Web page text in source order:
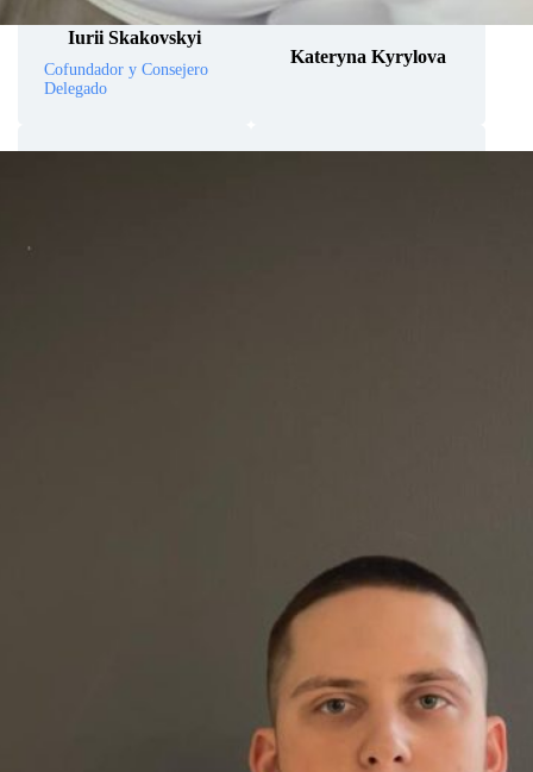
Iurii Skakovskyi
Cofundador y Consejero
Delegado
Kateryna Kyrylova